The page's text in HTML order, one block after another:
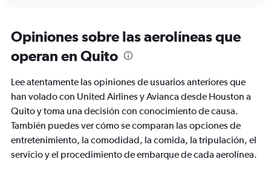
Opiniones sobre las aerolíneas que
operan en Quito
Lee atentamente las opiniones de usuarios anteriores que
han volado con United Airlines y Avianca desde Houston a
Quito y toma una decisión con conocimiento de causa.
También puedes ver cómo se comparan las opciones de
entretenimiento, la comodidad, la comida, la tripulación, el
servicio y el procedimiento de embarque de cada aerolínea.